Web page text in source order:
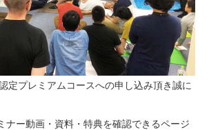
定プレミアムコースへの申し込み頂き誠に
ナー動画・資料・特典を確認できるページ